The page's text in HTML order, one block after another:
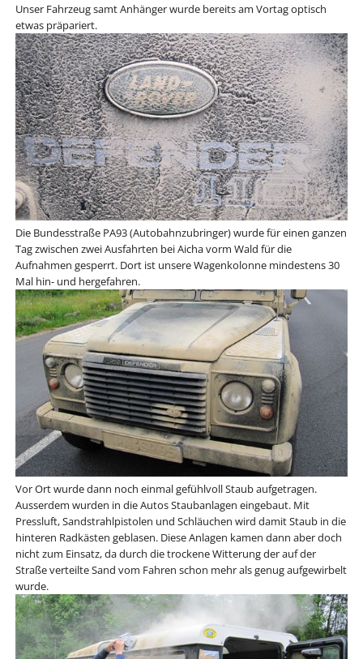
Unser Fahrzeug samt Anhänger wurde bereits am Vortag optisch
etwas präpariert.
Die Bundesstraße PA93 (Autobahnzubringer) wurde für einen ganzen
Tag zwischen zwei Ausfahrten bei Aicha vorm Wald für die
Aufnahmen gesperrt. Dort ist unsere Wagenkolonne mindestens 30
Mal hin- und hergefahren.
Vor Ort wurde dann noch einmal gefühlvoll Staub aufgetragen.
Ausserdem wurden in die Autos Staubanlagen eingebaut. Mit
Pressluft, Sandstrahlpistolen und Schläuchen wird damit Staub in die
hinteren Radkästen geblasen. Diese Anlagen kamen dann aber doch
nicht zum Einsatz, da durch die trockene Witterung der auf der
Straße verteilte Sand vom Fahren schon mehr als genug aufgewirbelt
wurde.